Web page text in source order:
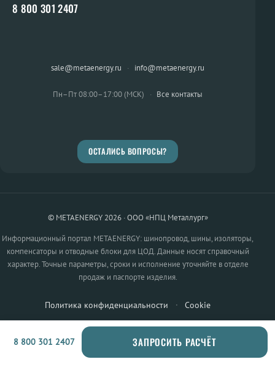
8 800 301 2407
sale@metaenergy.ru · info@metaenergy.ru
Пн–Пт 08:00–17:00 (МСК) · Все контакты
ОСТАЛИСЬ ВОПРОСЫ?
© METAENERGY 2026 · ООО «НПЦ Металлург»
Информационный портал METAENERGY: шинопровод, шины, изоляторы,
компенсаторы и отводные блоки для ЦОД. Данные носят справочный
характер. Точные параметры, сроки и исполнение уточняйте в отделе
продаж и паспорте изделия.
Политика конфиденциальности · Cookie
8 800 301 2407 ЗАПРОСИТЬ РАСЧЁТ